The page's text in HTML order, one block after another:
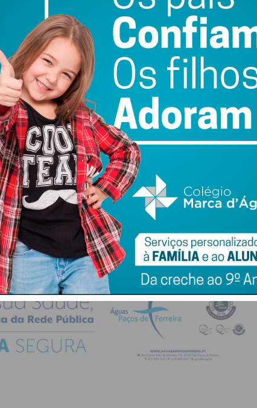
Apelamos à comparência dos utentes e relembramos
contra a doença e suas complicações, e contribui
executivo do ACeS, Hugo Lopes, citado na nota.
do Imediato
e obtenha de forma regular a informação
os termos e condições